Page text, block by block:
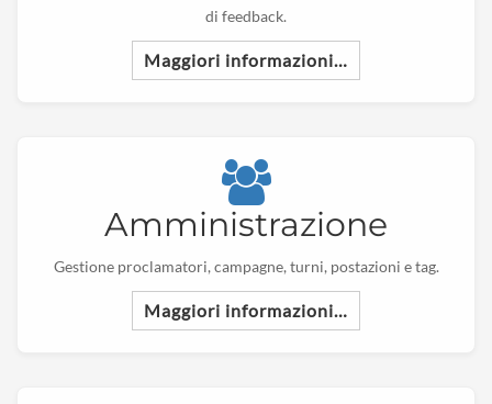
di feedback.
Maggiori informazioni…
Amministrazione
Gestione proclamatori, campagne, turni, postazioni e tag.
Maggiori informazioni…